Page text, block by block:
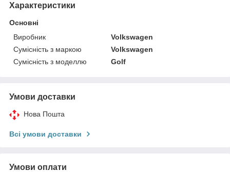
Характеристики
Основні
Виробник
Volkswagen
Сумісність з маркою
Volkswagen
Сумісність з моделлю
Golf
Умови доставки
Нова Пошта
Всі умови доставки
Умови оплати